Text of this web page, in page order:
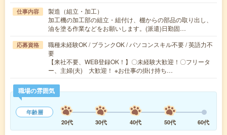
仕事内容
製造（組立・加工）
加工機の加工部の組立・組付け、棚からの部品の取り出し、
油を塗る作業などをお願いします。(派遣)日勤固…
応募資格
職種未経験OK / ブランクOK / パソコンスキル不要 / 英語力不
要
【来社不要、WEB登録OK！】〇未経験大歓迎！〇フリータ
ー、主婦(夫) 大歓迎！ ※お仕事の掛け持ち…
職場の雰囲気
年齢層
20代
30代 40代 50代 60代